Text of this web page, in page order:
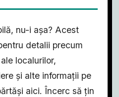
nu-i așa? Acest
detalii precum
localurilor,
și alte informații pe
aici. Încerc să țin